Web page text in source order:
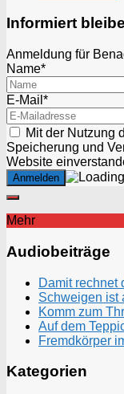
Informiert
Anmeldung für
Name*
E-Mail*
Mit der Nutzung
Speicherung und
Website
Mehr
Audiobeiträge
Damit rechnet
Schweigen ist
Komm zum
Auf dem
Fremdkörper
Kategorien